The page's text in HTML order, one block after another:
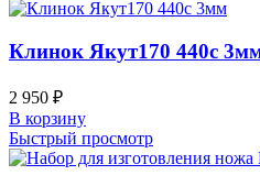
Клинок Якут170 440c
2 950 ₽
В корзину
Быстрый просмотр